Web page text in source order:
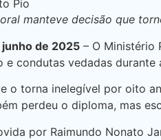
manteve decisão que
junho de 2025 – O Ministério
e condutas vedadas durante
o torna inelegível por oito
perdeu o diploma, mas
por Raimundo Nonato